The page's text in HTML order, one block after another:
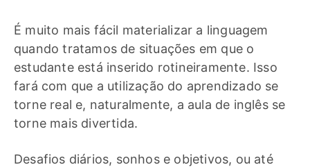
É muito mais fácil materializar a linguagem
quando tratamos de situações em que o
estudante está inserido rotineiramente. Isso
fará com que a utilização do aprendizado se
torne real e, naturalmente, a aula de inglês se
torne mais divertida.
Desafios diários, sonhos e objetivos, ou até